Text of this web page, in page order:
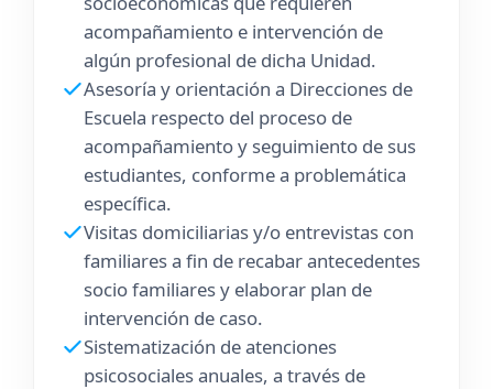
acompañamiento e intervención de
algún profesional de dicha Unidad.
Asesoría y orientación a Direcciones de
Escuela respecto del proceso de
acompañamiento y seguimiento de sus
estudiantes, conforme a problemática
específica.
Visitas domiciliarias y/o entrevistas con
familiares a fin de recabar antecedentes
socio familiares y elaborar plan de
intervención de caso.
Sistematización de atenciones
psicosociales anuales, a través de